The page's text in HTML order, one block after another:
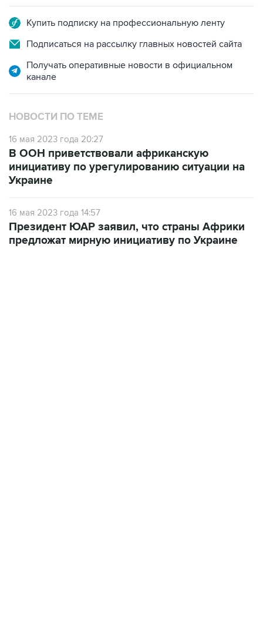
Купить подписку на профессиональную ленту
Подписаться на рассылку главных новостей сайта
Получать оперативные новости в официальном
канале
НОВОСТИ ПО ТЕМЕ
16 мая 2023 года 20:27
В ООН приветствовали африканскую
инициативу по урегулированию ситуации на
Украине
16 мая 2023 года 14:57
Президент ЮАР заявил, что страны Африки
предложат мирную инициативу по Украине